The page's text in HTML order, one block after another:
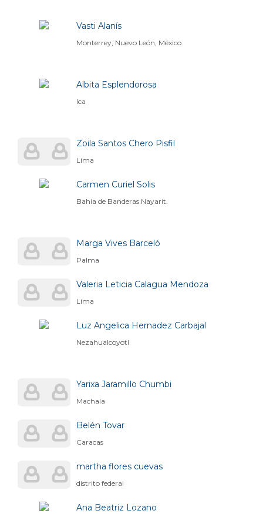
Vasti Alanís
Monterrey, Nuevo León, México
Albita Esplendorosa
Ica
Zoila Santos Chero Pisfil
Lima
Carmen Curiel Solis
Bahía de Banderas Nayarit.
Marga Vives Barceló
Palma
Valeria Leticia Calagua Mendoza
Lima
Luz Angelica Hernadez Carbajal
Nezahualcoyotl
Yarixa Jaramillo Chumbi
Machala
Belén Tovar
Caracas
martha flores cuevas
distrito federal
Ana Beatriz Lozano